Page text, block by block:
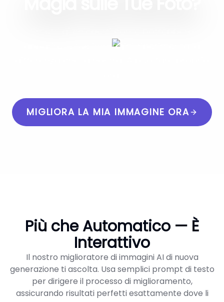
apparire le tue immagini. Sperimenta la
MIGLIORA LA MIA IMMAGINE ORA
Più che Automatico — È
Interattivo
Il nostro miglioratore di immagini AI di nuova
generazione ti ascolta. Usa semplici prompt di testo
per dirigere il processo di miglioramento,
assicurando risultati perfetti esattamente dove li